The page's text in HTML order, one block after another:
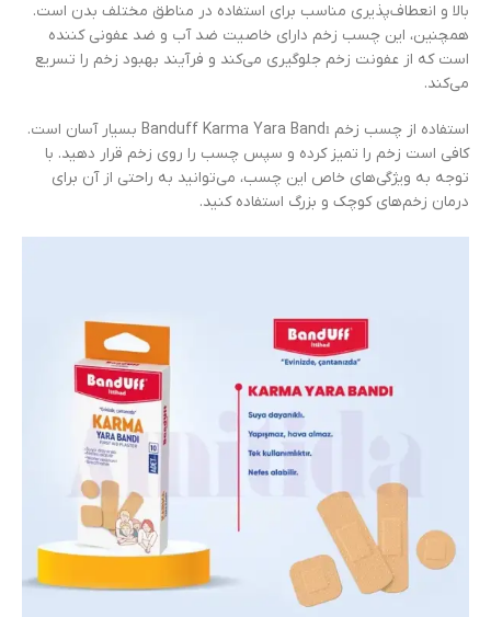
بالا و انعطاف‌پذیری مناسب برای استفاده در مناطق مختلف بدن است.
همچنین، این چسب زخم دارای خاصیت ضد آب و ضد عفونی کننده
است که از عفونت زخم جلوگیری می‌کند و فرآیند بهبود زخم را تسریع
می‌کند.
استفاده از چسب زخم Banduff Karma Yara Bandı بسیار آسان است.
کافی است زخم را تمیز کرده و سپس چسب را روی زخم قرار دهید. با
توجه به ویژگی‌های خاص این چسب، می‌توانید به راحتی از آن برای
درمان زخم‌های کوچک و بزرگ استفاده کنید.